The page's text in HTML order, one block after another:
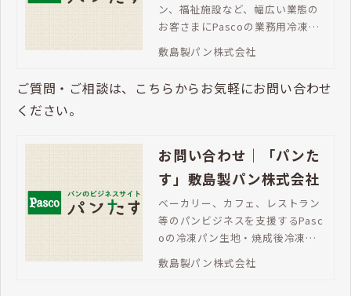
ン、福祉施設など、幅広い業態の
お客さまにPascoの業務用冷凍パ
ンが選ばれています。バラエティ
豊かなラインアップ、焼成後冷凍
適です。
敷島製パン株式会社
ご質問・ご相談は、こちらからお気軽にお問い合わせ
ください。
お問い合わせ｜「パンた
す」敷島製パン株式会社
ベーカリー、カフェ、レストラン
等のパンビジネスを支援するPasc
oの冷凍パン生地・焼成後冷凍パ
ラインアップで、メニューの充
敷島製パン株式会社